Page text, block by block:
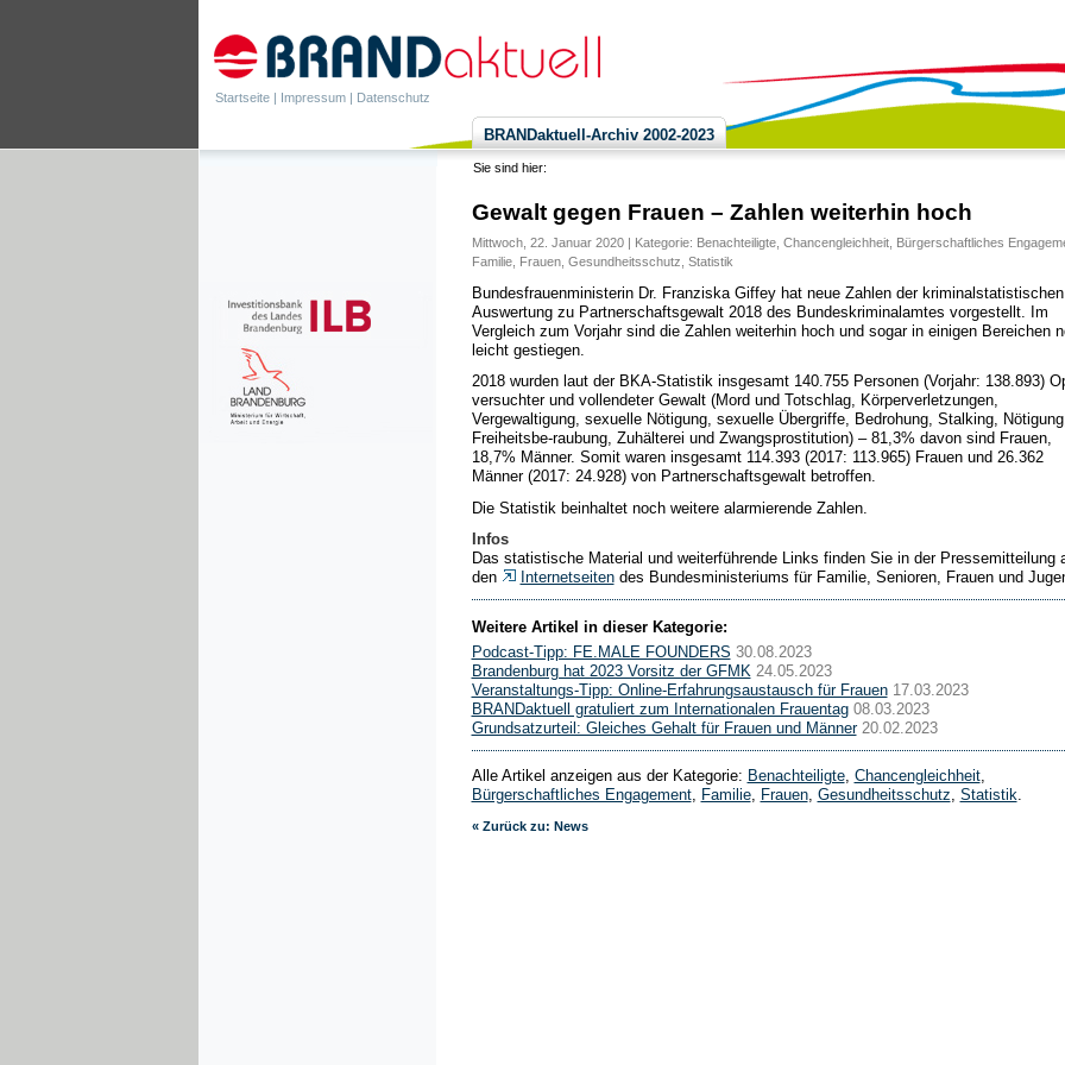
Startseite | Impressum | Datenschutz
BRANDaktuell-Archiv 2002-2023
Sie sind hier:
Gewalt gegen Frauen – Zahlen weiterhin hoch
Mittwoch, 22. Januar 2020 | Kategorie: Benachteiligte, Chancengleichheit, Bürgerschaftliches
Familie, Frauen, Gesundheitsschutz Statistik
Bundesfrauenministerin Dr. Franziska Giffey hat neue Zahlen der kriminalstatistischen
Auswertung zu Partnerschaftsgewalt 2018 des Bundeskriminalamtes vorgestellt. Im
Vergleich zum Vorjahr sind die Zahlen weiterhin hoch und sogar in einigen Bereichen
leicht gestiegen.
2018 wurden laut der BKA-Statistik insgesamt 140.755 Personen (Vorjahr: 138.893)
versuchter und vollendeter Gewalt (Mord und Totschlag, Körperverletzungen,
Vergewaltigung, sexuelle Nötigung, sexuelle Übergriffe, Bedrohung, Stalking,
Freiheitsbe-raubung, Zuhälterei und Zwangsprostitution) – 81,3% davon sind Frauen,
18,7% Männer. Somit waren insgesamt 114.393 (2017: 113.965) Frauen und 26.362
Männer (2017: 24.928) von Partnerschaftsgewalt betroffen.
Die Statistik beinhaltet noch weitere alarmierende Zahlen.
Infos
Das statistische Material und weiterführende Links finden Sie in der Pressemitteilung
den
Internetseitendes Bundesministeriums für Familie, Senioren, Frauen und
Weitere Artikel in dieser Kategorie:
Podcast-Tipp: FE.MALE FOUNDERS 30.08.2023
Brandenburg hat 2023 Vorsitz der GFMK 24.05.2023
Veranstaltungs-Tipp: Online-Erfahrungsaustausch für Frauen 17.03.2023
BRANDaktuell gratuliert zum Internationalen Frauentag 08.03.2023
Grundsatzurteil: Gleiches Gehalt für Frauen und Männer 20.02.2023
Alle Artikel anzeigen aus der Kategorie: Benachteiligte, Chancengleichheit,
Bürgerschaftliches Engagement, Familie, Frauen, Gesundheitsschutz Statistik
« Zurück zu: News